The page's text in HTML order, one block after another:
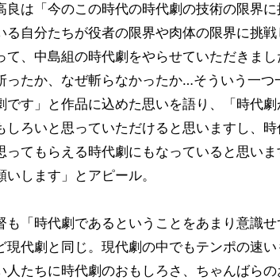
良は「今のこの時代の時代劇の技術の限界
る自分たちが役者の限界や肉体の限界に挑
て、中島組の時代劇をやらせていただきま
ったか、なぜ斬らなかったか…そういう一
です」と作品に込めた思いを語り、「時代
しろいと思っていただけると思いますし、
ってもらえる時代劇にもなっていると思い
いします」とアピール。
も「時代劇であるということをあまり意識
現代劇と同じ。現代劇の中でもテンポの速
人たちに時代劇のおもしろさ、ちゃんばら